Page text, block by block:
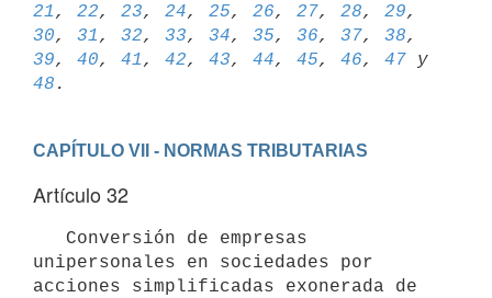
21 , 22, 23, 24, 25, 26, 27, 28, 29,
30, 31 , 32, 33, 34, 35, 36, 37, 38
39, 40, 41 , 42, 43, 44, 45, 46, 47 y
48
CAPÍTULO VII - NORMAS TRIBUTARIAS
Artículo 32
unipersonales en sociedades por
acciones simplificadas exonerada de